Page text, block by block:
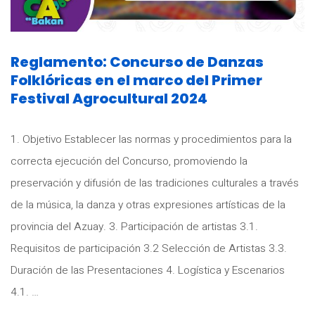
Reglamento: Concurso de Danzas
Folklóricas en el marco del Primer
Festival Agrocultural 2024
1. Objetivo Establecer las normas y procedimientos para la
correcta ejecución del Concurso, promoviendo la
preservación y difusión de las tradiciones culturales a través
de la música, la danza y otras expresiones artísticas de la
provincia del Azuay. 3. Participación de artistas 3.1.
Requisitos de participación 3.2 Selección de Artistas 3.3.
Duración de las Presentaciones 4. Logística y Escenarios
4.1. …